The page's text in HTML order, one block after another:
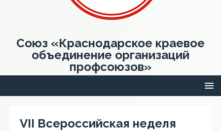
Союз «Краснодарское краевое
объединение организаций
профсоюзов»
VII Всероссийская неделя